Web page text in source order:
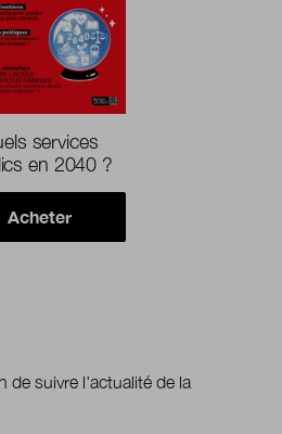
services
en 2040 ?
Acheter
de suivre l'actualité de la